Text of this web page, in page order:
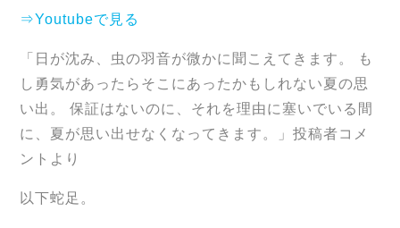
⇒Youtubeで見る
「日が沈み、虫の羽音が微かに聞こえてきます。 も
し勇気があったらそこにあったかもしれない夏の思
い出。 保証はないのに、それを理由に塞いでいる間
に、夏が思い出せなくなってきます。」投稿者コメ
ントより
以下蛇足。